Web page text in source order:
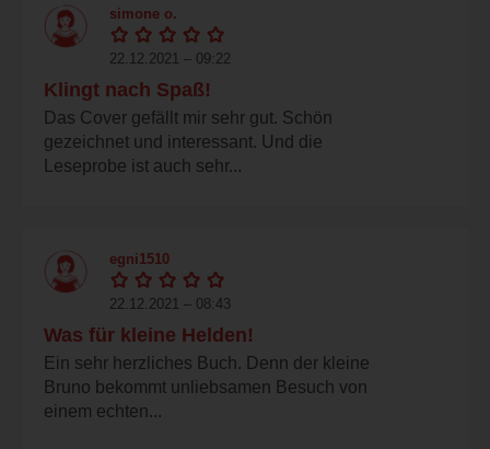
simone o.
22.12.2021 – 09:22
Klingt nach Spaß!
Das Cover gefällt mir sehr gut. Schön
gezeichnet und interessant. Und die
Leseprobe ist auch sehr...
egni1510
22.12.2021 – 08:43
Was für kleine Helden!
Ein sehr herzliches Buch. Denn der kleine
Bruno bekommt unliebsamen Besuch von
einem echten...